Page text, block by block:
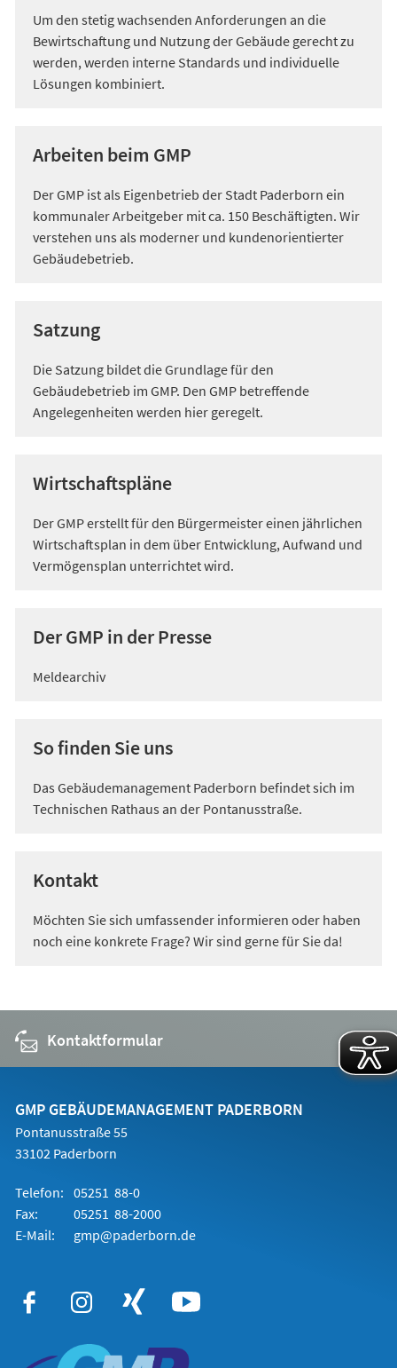
Um den stetig wachsenden Anforderungen an die
Bewirtschaftung und Nutzung der Gebäude gerecht zu
werden, werden interne Standards und individuelle
Lösungen kombiniert.
Arbeiten beim GMP
Der GMP ist als Eigenbetrieb der Stadt Paderborn ein
kommunaler Arbeitgeber mit ca. 150 Beschäftigten. Wir
verstehen uns als moderner und kundenorientierter
Gebäudebetrieb.
Satzung
Die Satzung bildet die Grundlage für den
Gebäudebetrieb im GMP. Den GMP betreffende
Angelegenheiten werden hier geregelt.
Wirtschaftspläne
Der GMP erstellt für den Bürgermeister einen jährlichen
Wirtschaftsplan in dem über Entwicklung, Aufwand und
Vermögensplan unterrichtet wird.
Der GMP in der Presse
Meldearchiv
So finden Sie uns
Das Gebäudemanagement Paderborn befindet sich im
Technischen Rathaus an der Pontanusstraße.
Kontakt
Möchten Sie sich umfassender informieren oder haben
noch eine konkrete Frage? Wir sind gerne für Sie da!
Kontaktformular
GMP GEBÄUDEMANAGEMENT PADERBORN
Pontanusstraße 55
33102 Paderborn
Telefon: 05251 88-0
Fax:
05251 88-2000
E-Mail:
gmp@paderborn.de